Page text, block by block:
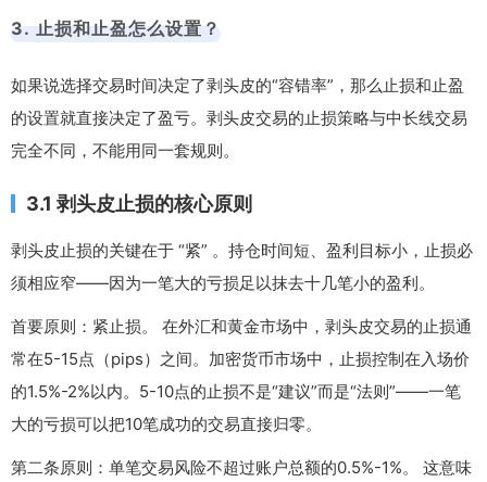
3. 止损和止盈怎么设置？
如果说选择交易时间决定了剥头皮的“容错率”，那么止损和止盈
的设置就直接决定了盈亏。剥头皮交易的止损策略与中长线交易
完全不同，不能用同一套规则。
3.1 剥头皮止损的核心原则
剥头皮止损的关键在于 “紧” 。持仓时间短、盈利目标小，止损必
须相应窄——因为一笔大的亏损足以抹去十几笔小的盈利。
首要原则：紧止损。 在外汇和黄金市场中，剥头皮交易的止损通
常在5-15点（pips）之间。加密货币市场中，止损控制在入场价
的1.5%-2%以内。5-10点的止损不是“建议”而是“法则”——一笔
大的亏损可以把10笔成功的交易直接归零。
第二条原则：单笔交易风险不超过账户总额的0.5%-1%。 这意味